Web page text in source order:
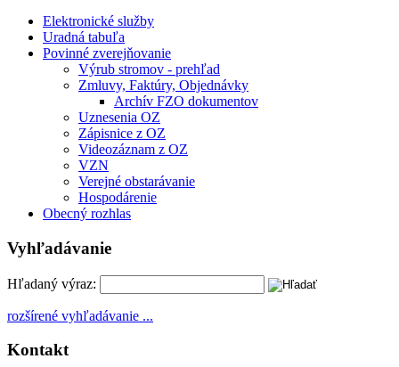
Elektronické služby
Uradná tabuľa
Povinné zverejňovanie
Výrub stromov - prehľad
Zmluvy, Faktúry, Objednávky
Archív FZO dokumentov
Uznesenia OZ
Zápisnice z OZ
Videozáznam z OZ
VZN
Verejné obstarávanie
Hospodárenie
Obecný rozhlas
Vyhľadávanie
Hľadaný výraz:
rozšírené vyhľadávanie ...
Kontakt